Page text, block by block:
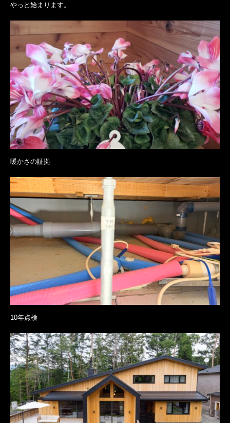
やっと始まります。
暖かさの証拠
10年点検